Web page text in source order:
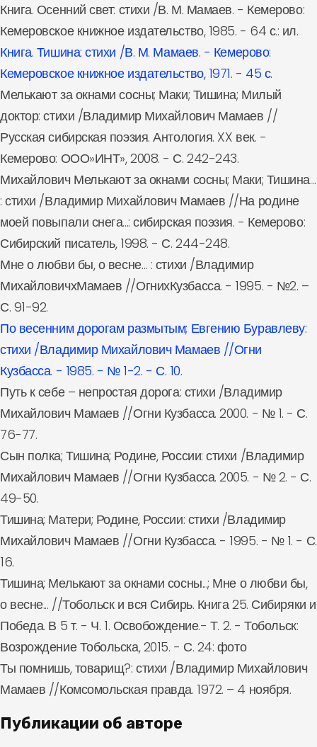
Книга. Осенний свет: стихи /В. М. Мамаев. - Кемерово:
Кемеровское книжное издательство, 1985. - 64 с.: ил.
Книга. Тишина: стихи /В. М. Мамаев. - Кемерово:
Кемеровское книжное издательство, 1971. - 45 с.
Мелькают за окнами сосны; Маки; Тишина; Милый
доктор: стихи /Владимир Михайлович Мамаев //
Русская сибирская поэзия. Антология. XX век. -
Кемерово: ООО»ИНТ», 2008. - С. 242-243.
Михайлович Мелькают за окнами сосны; Маки; Тишина…
: стихи /Владимир Михайлович Мамаев //На родине
моей повыпали снега...: сибирская поэзия. - Кемерово:
Сибирский писатель, 1998. - С. 244-248.
Мне о любви бы, о весне… : стихи /Владимир
МихайловичхМамаев //ОгнихКузбасса. - 1995. - №2. –
С. 91-92.
По весенним дорогам размытым; Евгению Буравлеву:
стихи /Владимир Михайлович Мамаев //Огни
Кузбасса. - 1985. - № 1-2. - С. 10.
Путь к себе – непростая дорога: стихи /Владимир
Михайлович Мамаев //Огни Кузбасса. 2000. - № 1. - С.
76-77.
Сын полка; Тишина; Родине, России: стихи /Владимир
Михайлович Мамаев //Огни Кузбасса. 2005. - № 2. - С.
49-50.
Тишина; Матери; Родине, России: стихи /Владимир
Михайлович Мамаев //Огни Кузбасса. - 1995. - № 1. - С.
16.
Тишина; Мелькают за окнами сосны...; Мне о любви бы,
о весне... //Тобольск и вся Сибирь. Книга 25. Сибиряки и
Победа. В 5 т. - Ч. 1. Освобождение.- Т. 2. - Тобольск:
Возрождение Тобольска, 2015. - С. 24: фото
Ты помнишь, товарищ?: стихи /Владимир Михайлович
Мамаев //Комсомольская правда. 1972. – 4 ноября.
Публикации об авторе